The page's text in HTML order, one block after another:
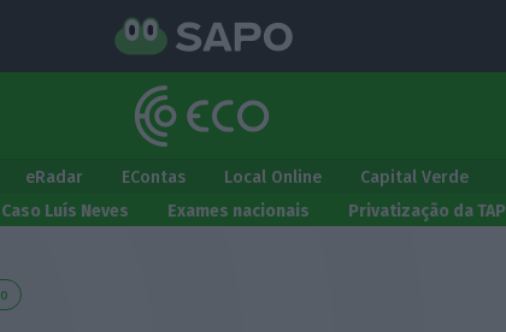
eRadar EContas Local Online Capital Verde
Caso Luís Neves Exames nacionais Privatização da TAP